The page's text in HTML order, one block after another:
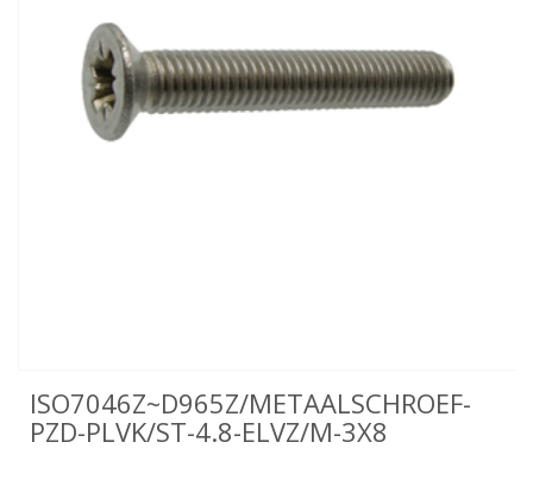
ISO7046Z~D965Z/METAALSCHROEF-
PZD-PLVK/ST-4.8-ELVZ/M-3X8